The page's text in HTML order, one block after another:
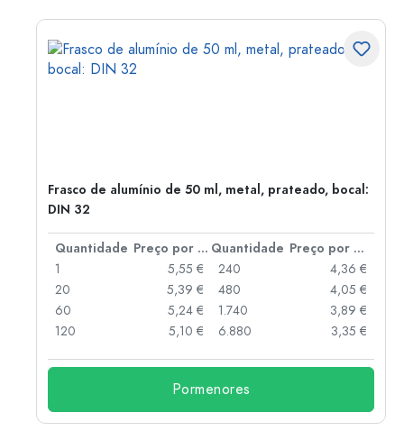
Frasco de alumínio de 50 ml, metal, prateado, bocal:
DIN 32
Quantidade Preço por peça Quantidade
Preço por peça
1
5,55 €
20
5,39 €
60
5,24 €
120
5,10 €
240
4,36 €
480
4,05 €
1.740
3,89 €
6.880
3,35 €
Pormenores